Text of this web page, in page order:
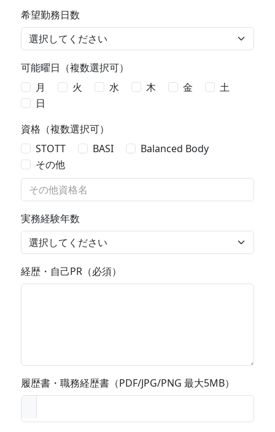
希望勤務日数
可能曜日（複数選択可）
月
火 水 木 金
土
日
資格（複数選択可）
STOTT
BASI
Balanced Body
その他
実務経験年数
経歴・自己PR（必須）
履歴書・職務経歴書（PDF/JPG/PNG 最大5MB）